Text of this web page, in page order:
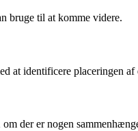
bruge til at komme videre.
at identificere placeringen af
der er nogen